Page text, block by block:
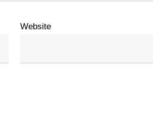
Website